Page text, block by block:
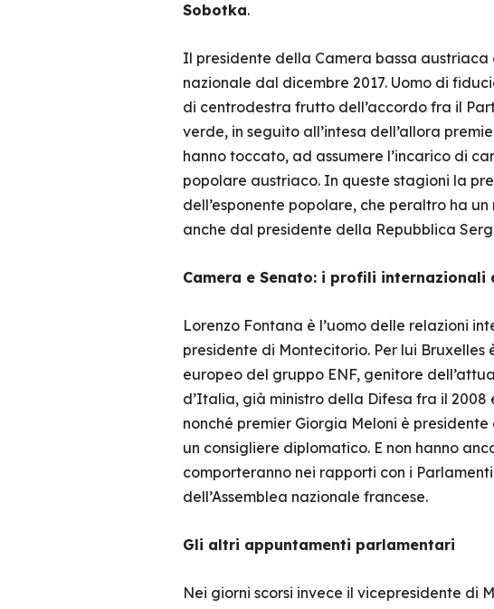
Sobotka.
Il presidente della Camera bassa
nazionale dal dicembre 2017. Uomo di
di centrodestra frutto dell’accordo fra il
verde, in seguito all’intesa dell’allora
hanno toccato, ad assumere l’incarico di
popolare austriaco. In queste stagioni la
dell’esponente popolare, che peraltro ha
anche dal presidente della Repubblica
Camera e Senato: i profili internazionali
Lorenzo Fontana è l’uomo delle relazioni
presidente di Montecitorio. Per lui
europeo del gruppo ENF, genitore
d’Italia, già ministro della Difesa fra il
nonché premier Giorgia Meloni è
un consigliere diplomatico. E non hanno
comporteranno nei rapporti con i
dell’Assemblea nazionale francese.
Gli altri appuntamenti parlamentari
Nei giorni scorsi invece il vicepresidente di